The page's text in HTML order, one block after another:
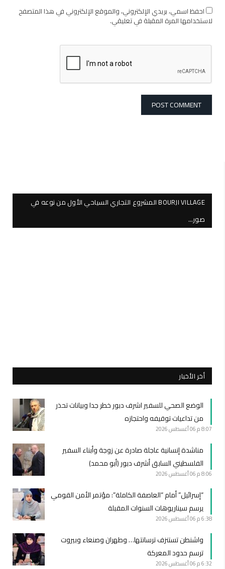
احفظ اسمي، بريدي الإلكتروني، والموقع الإلكتروني في هذا المتصفح
لاستخدامها المرة المقبلة في تعليقي.
BOURJI VILLAGE المشروع التجاري السياحي الأول من نوعه في
صور…
أخر الأخبار
الوضع الصحي للسفير اشرف دبور خطر جدا وبيانات تحذر
من تداعيات توقيفه واحتجازه
8:07 م 06 أغسطس 2026
مناشدة إنسانية عاجلة صادرة عن زوجة وأبناء السفير
الفلسطيني السابق أشرف دبور (أبو محمد)
8:06 م 06 أغسطس 2026
“إسرائيل” أمام “العاصفة الكاملة”: مؤتمر الأمن القومي
يرسم سيناريوهات السنوات المقبلة
6:38 م 06 أغسطس 2026
واشنطن تستنزف ترسانتها… وطهران وصنعاء وبيروت
ترسم حدود المعركة
6:32 م 06 أغسطس 2026